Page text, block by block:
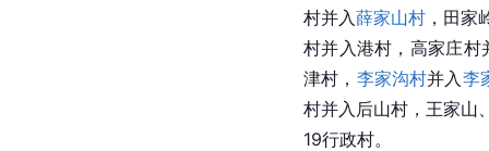
村并入薛家山村 ，田
村并入港村，高家庄
津村， 李家沟村并入 李
村并入后山村，王家山
19行政村。